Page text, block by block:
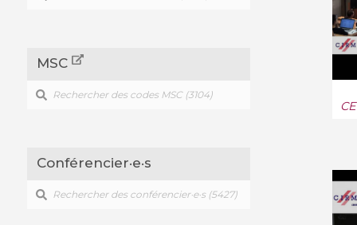
Apprentissage (207)
MSC
Conférencier·e·s